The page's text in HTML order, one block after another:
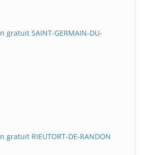
gratuit SAINT-GERMAIN-DU-
gratuit RIEUTORT-DE-RANDON